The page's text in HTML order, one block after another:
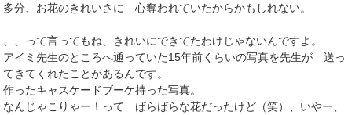
多分、お花のきれいさに 心奪われていたからかもしれない。
、、って言ってもね、きれいにできてたわけじゃないんですよ。
アイミ先生のところへ通っていた15年前くらいの写真を先生が 送っ
てきてくれたことがあるんです。
作ったキャスケードブーケ持った写真。
なんじゃこりゃー！って ばらばらな花だったけど（笑）、いやー、